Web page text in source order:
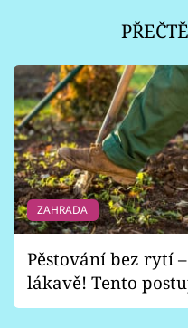
ZAHRADA
Pěstování bez rytí
lákavě! Tento
vhodný jen pro